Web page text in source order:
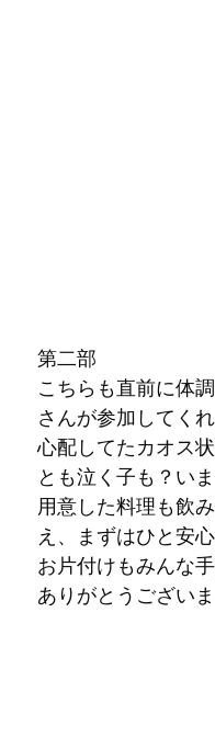
第二部
こちらも直前に体
さんが参加してくれ
心配してたカオス
とも泣く子も？い
用意した料理も飲
え、まずはひと安心
お片付けもみんな
ありがとうございま